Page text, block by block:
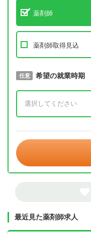
薬剤師
薬剤師取得見込
必須 取得予定年
任意 希望の就業時期
最近見た薬剤師求人